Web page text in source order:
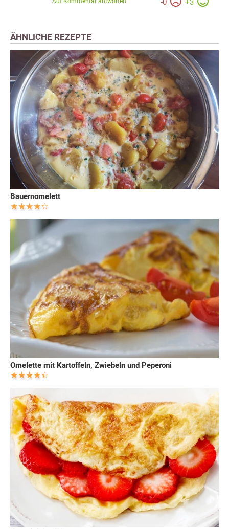
-0 +3
ÄHNLICHE REZEPTE
Bauernomelett
Omelette mit Kartoffeln, Zwiebeln und Peperoni